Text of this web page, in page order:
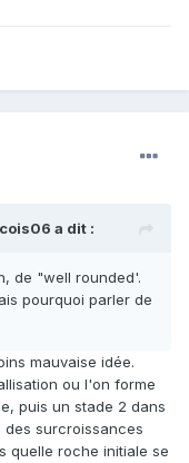
a dit :
de "well rounded'.
pourquoi parler de
mauvaise idée.
ou l'on forme
puis un stade 2 dans
surcroissances
quelle roche initiale se